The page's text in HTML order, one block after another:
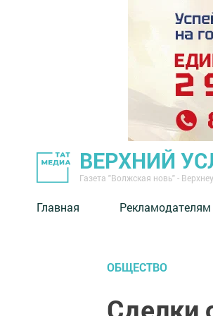
ВЕРХНИЙ
Газета "Волжская новь" -
Главная Рекламодателям
ОБЩЕСТВО